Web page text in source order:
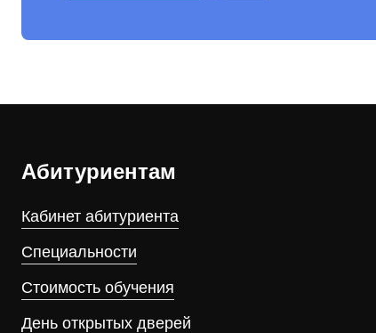
Абитуриентам
Кабинет абитуриента
Специальности
Стоимость обучения
День открытых дверей